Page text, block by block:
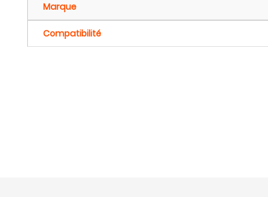
Marque
Compatibilité